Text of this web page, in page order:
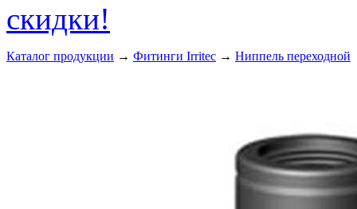
Каталог продукции → Фитинги Irritec → Ниппель переходной